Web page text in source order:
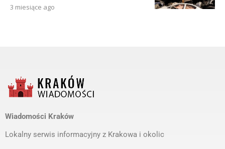
3 miesiące ago
Wiadomości Kraków
Lokalny serwis informacyjny z Krakowa i okolic